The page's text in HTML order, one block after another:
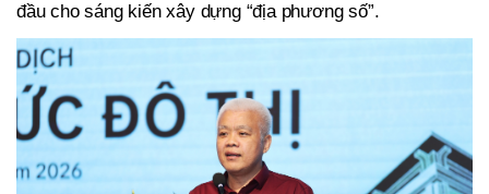
đầu cho sáng kiến xây dựng “địa phương số”.